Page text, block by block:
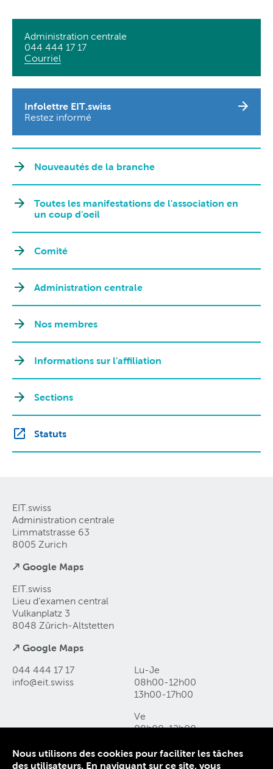
Administration centrale
044 444 17 17
Courriel
Infolettre EIT.swiss
Restez informé
Nouveautés de la branche
Toutes les manifestations de l'association en
un coup d'oeil
Comité
Administration centrale
Nos membres
Informations sur l'affiliation
Sections
Statuts
EIT.swiss
Administration centrale
Limmatstrasse 63
8005 Zurich
↗ Google Maps
EIT.swiss
Lieu d’examen central
Vulkanplatz 3
8048 Zürich-Altstetten
↗ Google Maps
044 444 17 17
info@eit swiss
Lu-Je
08h00-12h00
13h00-17h00
Ve
08h00-12h00
Nous utilisons des cookies pour faciliter les tâches
des utilisateurs. En naviguant sur ce site, vous